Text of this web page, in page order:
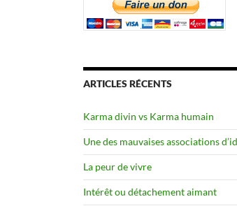
ARTICLES RÉCENTS
Karma divin vs Karma humain
Une des mauvaises associations
La peur de vivre
Intérêt ou détachement aimant